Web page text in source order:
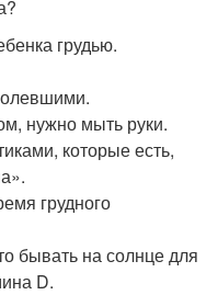
грудью.
нужно мыть руки.
которые есть,
грудного
бывать на солнце для
D.